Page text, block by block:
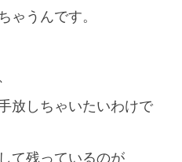
ゃうんです。
放しちゃいたいわけで
て残っているのが